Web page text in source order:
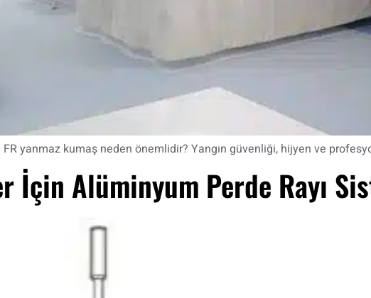
yanmaz kumaş neden önemlidir? Yangın güvenliği, hijyen ve
İçin Alüminyum Perde Rayı